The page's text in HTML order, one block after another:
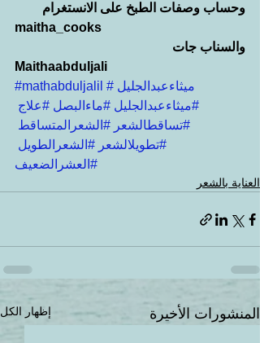
وحساب وصفات الطبخ على الانستغرام
maitha_cooks
والسناب جات
Maithaabduljali
#mathabduljalil
#ميثاءعبدالجليل
#ميثاءعبدالجليل #ماءالبصل #علاج
#تساقطالشعر #الشعرالمتساقط
#تطويلالشعر #الشعرالطويل
#العشرالضعيف
العناية بالشعر
المنشورات الأخيرة إظهار الكل